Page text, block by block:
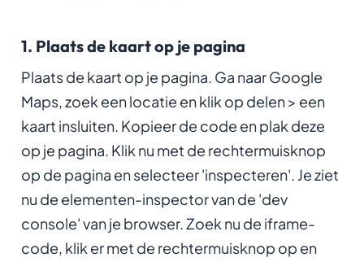
1. Plaats de kaart op je pagina
Plaats de kaart op je pagina. Ga naar Google
Maps, zoek een locatie en klik op delen > een
kaart insluiten. Kopieer de code en plak deze
op je pagina. Klik nu met de rechtermuisknop
op de pagina en selecteer 'inspecteren'. Je ziet
nu de elementen-inspector van de 'dev
console' van je browser. Zoek nu de iframe-
code, klik er met de rechtermuisknop op en